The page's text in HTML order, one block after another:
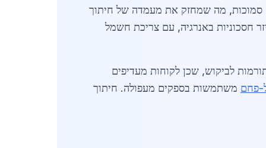
סמוכות, מה שמחזק את מעמדה של חיתוך
חסכוניות באנרגיה, עם צריכת חשמל
לביקוש, שכן לקוחות מעדיפים
פחם משתמשות בספקים מעפולה. חיתוך